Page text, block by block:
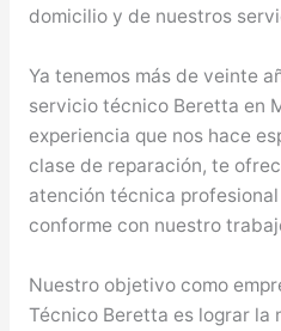
domicilio y de nuestros
Ya tenemos más de veinte
servicio técnico Beretta en
experiencia que nos hace
clase de reparación, te
atención técnica
conforme con nuestro
Nuestro objetivo como
Técnico Beretta es lograr la